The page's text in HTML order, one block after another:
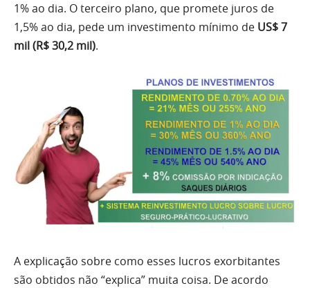
1% ao dia. O terceiro plano, que promete juros de
1,5% ao dia, pede um investimento mínimo de US$ 7
mil (R$ 30,2 mil).
A explicação sobre como esses lucros exorbitantes
são obtidos não “explica” muita coisa. De acordo